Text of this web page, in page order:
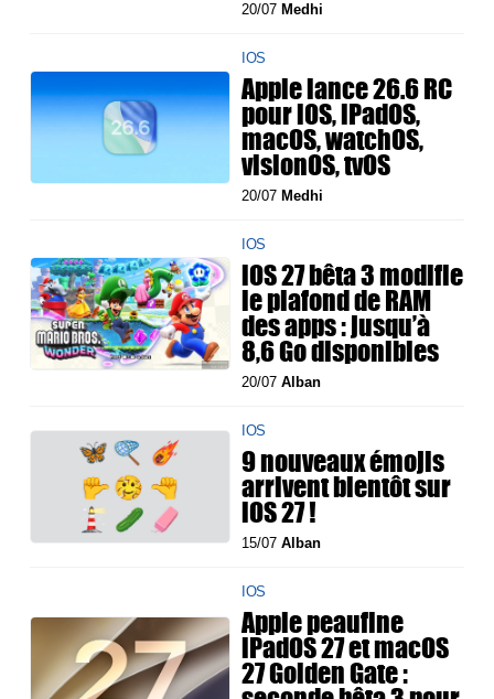
20/07 Medhi
IOS
Apple lance 26.6 RC
pour iOS, iPadOS,
macOS, watchOS,
visionOS, tvOS
20/07 Medhi
IOS
iOS 27 bêta 3 modifie
le plafond de RAM
des apps : jusqu’à
8,6 Go disponibles
20/07Alban
IOS
9 nouveaux émojis
arrivent bientôt sur
iOS 27 !
15/07Alban
IOS
Apple peaufine
iPadOS 27 et macOS
27 Golden Gate :